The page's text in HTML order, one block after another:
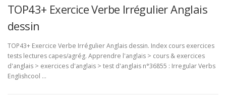
TOP43+ Exercice Verbe Irrégulier Anglais
dessin
TOP43+ Exercice Verbe Irrégulier Anglais dessin. Index cours exercices
tests lectures capes/agrég. Apprendre l'anglais > cours & exercices
d'anglais > exercices d'anglais > test d'anglais n°36855 : Irregular Verbs
Englishcool …